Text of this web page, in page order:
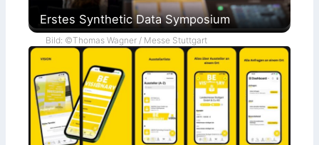
Erstes Synthetic Data Symposium
Bild: ©Thomas Wagner / Messe Stuttgart